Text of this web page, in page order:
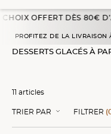
DÈS 80€ D’ACHAT !
PROFITEZ DE LA
DESSERTS GLACÉS À
11 articles
TRIER PAR FILTRER